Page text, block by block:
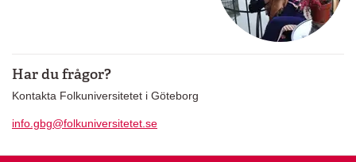
Har du frågor?
Kontakta Folkuniversitetet i Göteborg
info.gbg@folkuniversitetet.se